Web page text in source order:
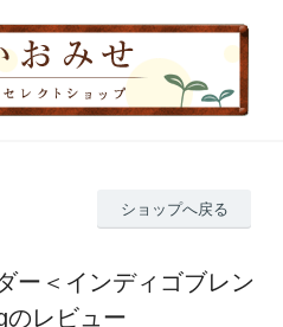
ショップへ戻る
ー＜インディゴブレン
のレビュー